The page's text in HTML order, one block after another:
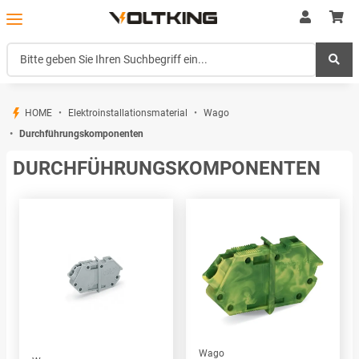
HOME Elektroinstallationsmaterial
Wago
Durchführungskomponenten
DURCHFÜHRUNGSKOMPONENTEN
Wago